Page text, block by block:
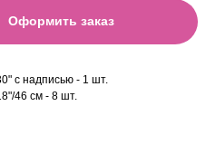
Оформить заказ
с надписью - 1 шт.
46 см - 8 шт.